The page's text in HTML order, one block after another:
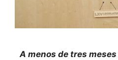
A menos de tres